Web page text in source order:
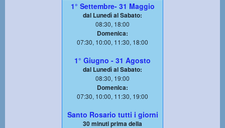
1° Settembre- 31 Maggio
dal Lunedì al Sabato:
08:30, 18:00
Domenica:
07:30, 10:00, 11:30, 18:00
1° Giugno - 31 Agosto
dal Lunedì al Sabato:
08:30, 19:00
Domenica:
07:30, 10:00, 11:30, 19:00
Santo Rosario tutti i giorni
30 minuti prima della